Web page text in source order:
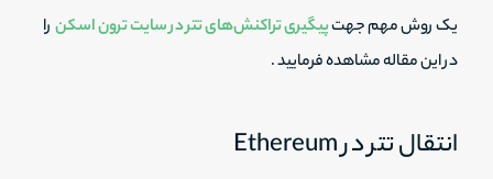
یک روش مهم جهتپیگیری تراکنش‌های تتر در سایت ترون اسکن را
در این مقاله مشاهده فرمایید .
انتقال تتر در Ethereum